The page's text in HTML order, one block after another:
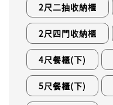
2尺二抽收納櫃
2尺四門收納櫃
4尺餐櫃(下)
5尺餐櫃(下)